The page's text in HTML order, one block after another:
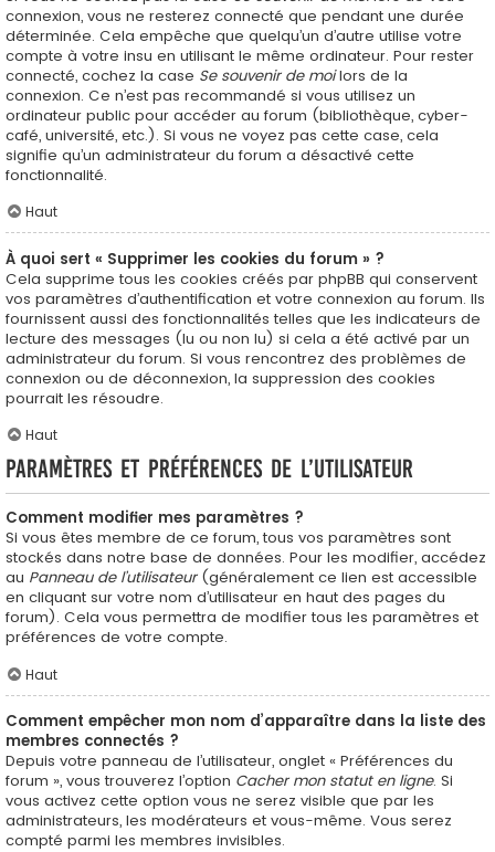
connexion, vous ne resterez connecté que pendant une durée
déterminée. Cela empêche que quelqu’un d’autre utilise votre
compte à votre insu en utilisant le même ordinateur. Pour rester
connecté, cochez la case Se souvenir de moilors de la
connexion. Ce n’est pas recommandé si vous utilisez un
ordinateur public pour accéder au forum (bibliothèque, cyber-
café, université, etc.). Si vous ne voyez pas cette case, cela
signifie qu’un administrateur du forum a désactivé cette
fonctionnalité.
Haut
À quoi sert « Supprimer les cookies du forum » ?
Cela supprime tous les cookies créés par phpBB qui conservent
vos paramètres d’authentification et votre connexion au forum. Ils
fournissent aussi des fonctionnalités telles que les indicateurs de
lecture des messages (lu ou non lu) si cela a été activé par un
administrateur du forum. Si vous rencontrez des problèmes de
connexion ou de déconnexion, la suppression des cookies
pourrait les résoudre.
Haut
Paramètres et préférences de l’utilisateur
Comment modifier mes paramètres ?
Si vous êtes membre de ce forum, tous vos paramètres sont
stockés dans notre base de données. Pour les modifier, accédez
au Panneau de l’utilisateur(généralement ce lien est accessible
en cliquant sur votre nom d’utilisateur en haut des pages du
forum). Cela vous permettra de modifier tous les paramètres et
préférences de votre compte.
Haut
Comment empêcher mon nom d’apparaître dans la liste des
membres connectés ?
Depuis votre panneau de l’utilisateur, onglet « Préférences du
forum », vous trouverez l’option Cacher mon statut en ligne. Si
vous activez cette option vous ne serez visible que par les
administrateurs, les modérateurs et vous-même. Vous serez
compté parmi les membres invisibles.